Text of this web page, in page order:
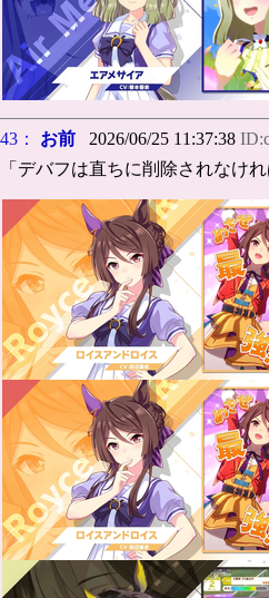
43： お前 2026/06/25 11:37:38
「デバフは直ちに削除されなけれ